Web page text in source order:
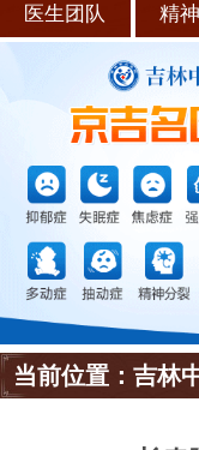
医生团队 精
当前位置：吉林